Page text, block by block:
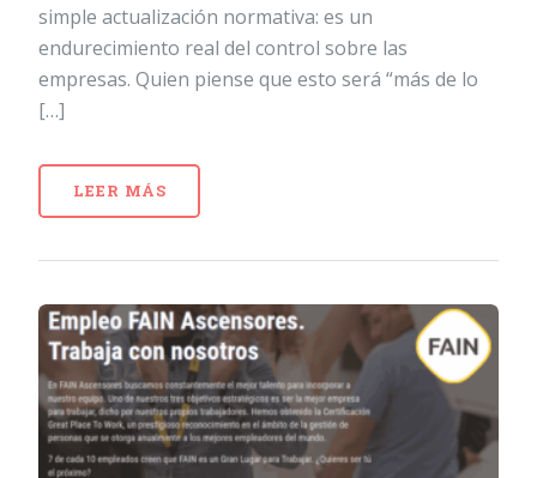
simple actualización normativa: es un
endurecimiento real del control sobre las
empresas. Quien piense que esto será “más de lo
[…]
LEER MÁS